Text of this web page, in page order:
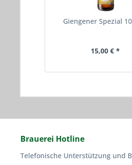
Giengener Spezial
15,00 € *
Brauerei Hotline
Telefonische Unterstützung und